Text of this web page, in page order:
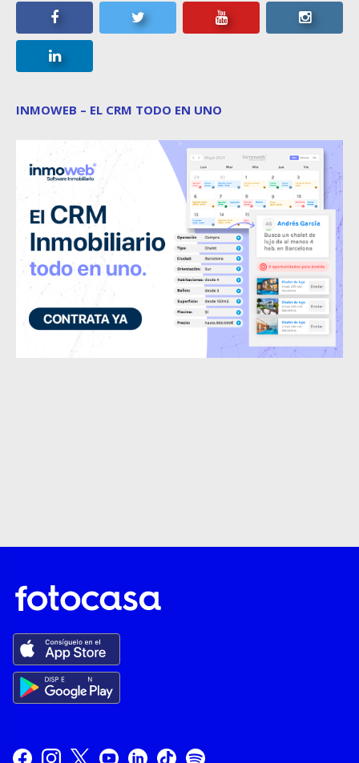
INMOWEB – EL CRM TODO EN UNO